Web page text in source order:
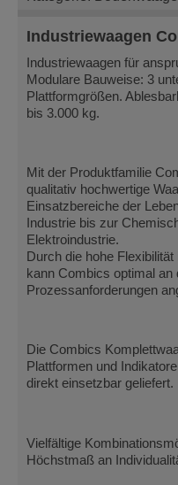
Industriewaagen
Industriewaagen für
Modulare Bauweise: 3
Plattformgrößen.
bis 3.000 kg.
Mit der Produktfamilie
qualitativ hochwertige
Einsatzbereiche der
Industrie bis zur
Elektroindustrie.
Durch die hohe
kann Combics optimal an
Prozessanforderungen
Die Combics
Plattformen und
direkt einsetzbar geliefert.
Vielfältige
Höchstmaß an